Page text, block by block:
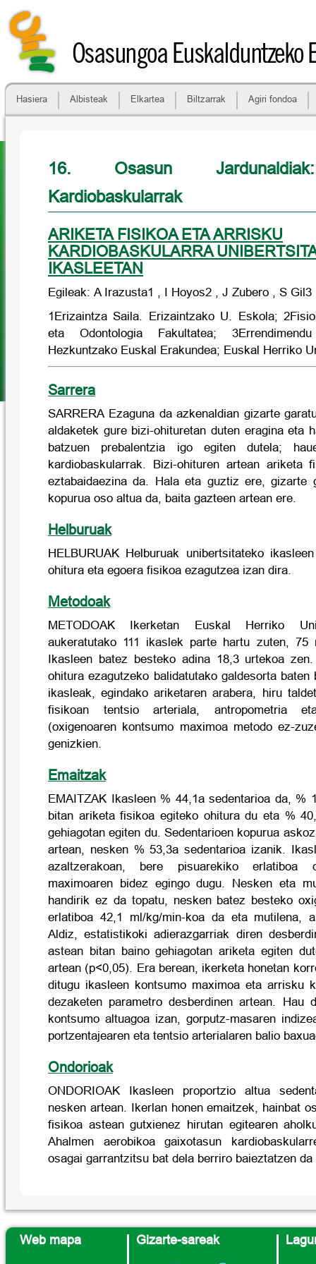
Osasungoa Euskalduntzeko
Hasiera Albisteak Elkartea Biltzarrak Agiri fondoa
16. Osasun
Kardiobaskularrak
ARIKETA FISIKOA ETA ARRISKU
KARDIOBASKULARRA
IKASLEETAN
Egileak: A Irazusta1 , I Hoyos2 , J Zubero , S
1Erizaintza Saila. Erizaintzako U. Eskola;
eta Odontologia Fakultatea;
Hezkuntzako Euskal Erakundea; Euskal Herriko
Sarrera
SARRERA Ezaguna da azkenaldian gizarte
aldaketek gure bizi-ohituretan duten eragina eta
batzuen prebalentzia igo egiten dutela;
kardiobaskularrak. Bizi-ohituren artean ariketa
eztabaidaezina da. Hala eta guztiz ere, gizarte
kopurua oso altua da, baita gazteen artean ere.
Helburuak
HELBURUAK Helburuak unibertsitateko
ohitura eta egoera fisikoa ezagutzea izan dira.
Metodoak
METODOAK Ikerketan Euskal Herriko
aukeratutako 111 ikaslek parte hartu zuten,
Ikasleen batez besteko adina 18,3 urtekoa
ohitura ezagutzeko balidatutako galdesorta baten
ikasleak, egindako ariketaren arabera, hiru
fisikoan tentsio arteriala, antropometria
(oxigenoaren kontsumo maximoa metodo ez-
genizkien.
Emaitzak
EMAITZAK Ikasleen % 44,1a sedentarioa da, %
bitan ariketa fisikoa egiteko ohitura du eta %
gehiagotan egiten du. Sedentarioen kopurua
artean, nesken % 53,3a sedentarioa izanik.
azaltzerakoan, bere pisuarekiko erlatiboa
maximoaren bidez egingo dugu. Nesken eta
handirik ez da topatu, nesken batez besteko
erlatiboa 42,1 ml/kg/min-koa da eta mutilena,
Aldiz, estatistikoki adierazgarriak diren
astean bitan baino gehiagotan ariketa egiten
artean (p<0,05). Era berean, ikerketa honetan
ditugu ikasleen kontsumo maximoa eta arrisku
dezaketen parametro desberdinen artean. Hau
kontsumo altuagoa izan, gorputz-masaren
portzentajearen eta tentsio arterialaren balio
Ondorioak
ONDORIOAK Ikasleen proportzio altua
nesken artean. Ikerlan honen emaitzek, hainbat
fisikoa astean gutxienez hirutan egitearen
Ahalmen aerobikoa gaixotasun
osagai garrantzitsu bat dela berriro baieztatzen
Web mapa Gizarte-sareak